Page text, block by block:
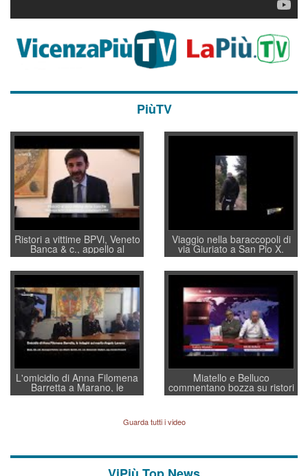
PiùTV
Ristori a vittime BPVi, Veneto
Banca & c., appello al
sottosegretario Alessio
Villarosa: per mettere ordine
convochi con Di Maio CNCU
a supporto della cabina di
regia al Mef
Viaggio nella baraccopoli di
via Giuriato a San Pio X.
Vicenza ai Vicentini: “faremo
un regalo di Natale ai
residenti”
L'omicidio di Anna Filomena
Barretta a Marano, le
indagini dei carabinieri di
Lavarra: più avvincenti di
quelle di... Barbara D'Urso
Miatello e Belluco
commentano bozza su ristori
BPVi e Veneto Banca
Guarda tutti i video